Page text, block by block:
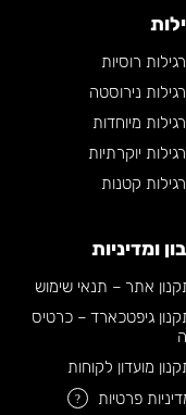
רוסיות
נירוסטה
מיוחדות
יוקרתיות
קטנות
ומדיניות
אתר – תנאי שימוש
גיפטכארד – כרטיס
מועדון לקוחות
פרטיות
?